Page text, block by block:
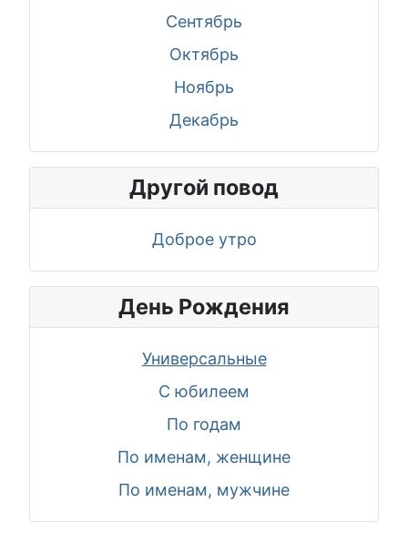
Сентябрь
Октябрь
Ноябрь
Декабрь
Другой повод
Доброе утро
День Рождения
Универсальные
С юбилеем
По годам
По именам, женщине
По именам, мужчине